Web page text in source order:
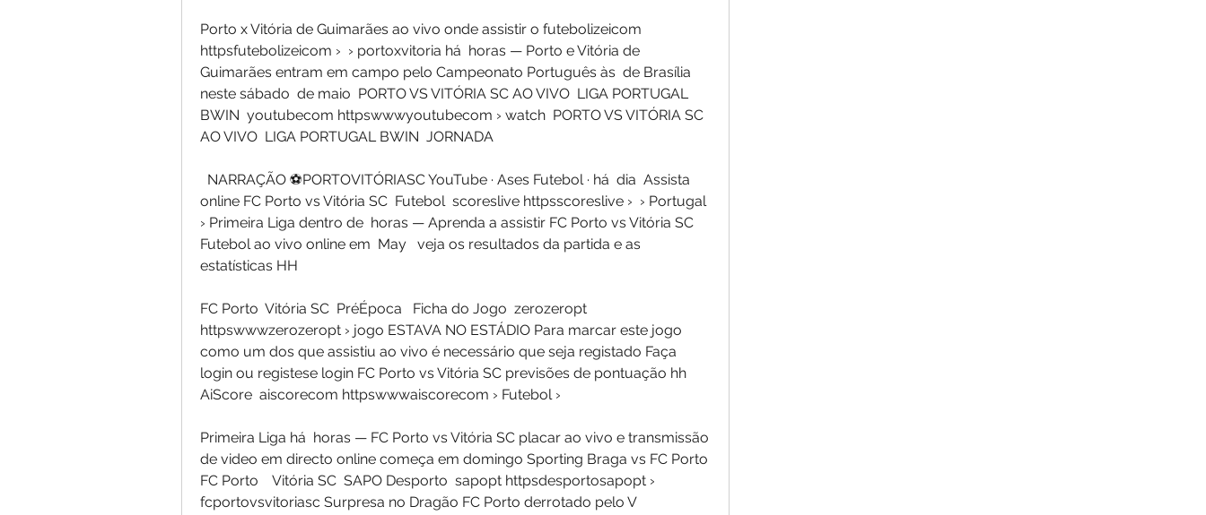
Porto x Vitória de Guimarães ao vivo onde assistir o futebolizeicom
httpsfutebolizeicom ›  › portoxvitoria há  horas — Porto e Vitória de
Guimarães entram em campo pelo Campeonato Português às  de Brasília
neste sábado  de maio  PORTO VS VITÓRIA SC AO VIVO  LIGA PORTUGAL
BWIN  youtubecom httpswwwyoutubecom › watch  PORTO VS VITÓRIA SC
AO VIVO  LIGA PORTUGAL BWIN  JORNADA
online FC Porto vs Vitória SC  Futebol  scoreslive httpsscoreslive ›  › Portugal
› Primeira Liga dentro de  horas — Aprenda a assistir FC Porto vs Vitória SC
Futebol ao vivo online em  May   veja os resultados da partida e as
estatísticas HH
FC Porto  Vitória SC  PréÉpoca   Ficha do Jogo  zerozeropt
httpswwwzerozeropt › jogo ESTAVA NO ESTÁDIO Para marcar este jogo
como um dos que assistiu ao vivo é necessário que seja registado Faça
login ou registese login FC Porto vs Vitória SC previsões de pontuação hh
AiScore  aiscorecom httpswwwaiscorecom › Futebol ›
Primeira Liga há  horas — FC Porto vs Vitória SC placar ao vivo e transmissão
de video em directo online começa em domingo Sporting Braga vs FC Porto
FC Porto    Vitória SC  SAPO Desporto  sapopt httpsdesportosapopt ›
fcportovsvitoriasc Surpresa no Dragão FC Porto derrotado pelo V